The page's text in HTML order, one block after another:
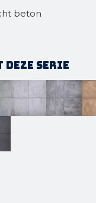
beton
serie